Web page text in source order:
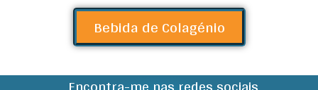
Bebida de Colagénio